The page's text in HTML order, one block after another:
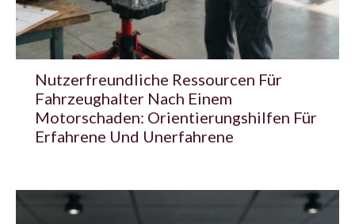
Nutzerfreundliche Ressourcen Für
Fahrzeughalter Nach Einem
Motorschaden: Orientierungshilfen Für
Erfahrene Und Unerfahrene